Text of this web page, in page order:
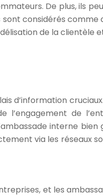
De plus, ils
considérés comme
de la clientèle
d’information
de
interne
via les réseaux
et les